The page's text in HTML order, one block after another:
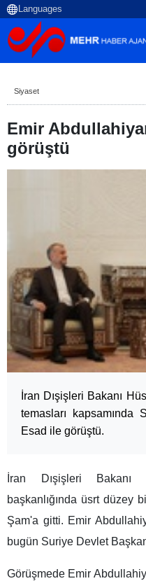
Siyaset
Emir
görüştü
İran Dışişleri Bakanı
temasları kapsamında
Esad ile görüştü.
İran Dışişleri Bakanı
başkanlığında üsrt düzey
Şam'a gitti. Emir
bugün Suriye Devlet
Görüşmede Emir